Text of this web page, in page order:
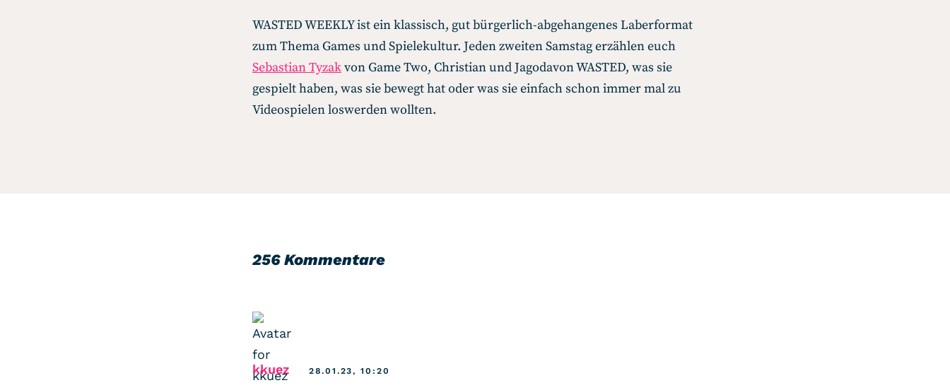
WASTED WEEKLY ist ein klassisch, gut bürgerlich-abgehangenes Laberformat
zum Thema Games und Spielekultur. Jeden zweiten Samstag erzählen euch
Sebastian Tyzakvon Game Two, Christian und Jagodavon WASTED, was sie
gespielt haben, was sie bewegt hat oder was sie einfach schon immer mal zu
Videospielen loswerden wollten.
256 Kommentare
kkuezsays:28.01.23, 10:20